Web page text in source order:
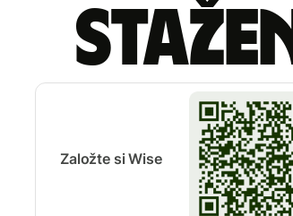
stažení
Založte si Wise